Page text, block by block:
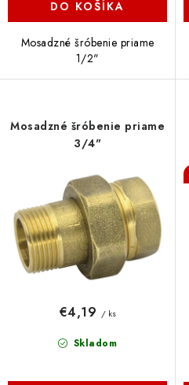
DO KOŠÍKA
Mosadzné šróbenie priame
1/2"
Mosadzné šróbenie priame
3/4"
Skladom
€4,19 / ks